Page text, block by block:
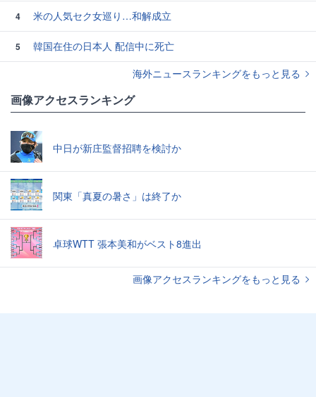
4 米の人気セク女巡り…和解成立
5
韓国在住の日本人 配信中に死亡
海外ニュースランキングをもっと見る
画像アクセスランキング
中日が新庄監督招聘を検討か
関東「真夏の暑さ」は終了か
卓球WTT 張本美和がベスト8進出
画像アクセスランキングをもっと見る